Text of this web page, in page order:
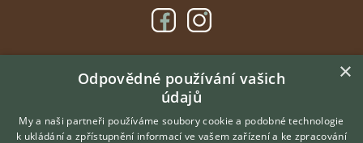
DOMOVSKÁ STRÁNKA
INZERCE
DISKUSE
ČLÁNKY
×
Odpovědné používání vašich
údajů
My a naši partneři používáme soubory cookie a podobné technologie
k ukládání a zpřístupnění informací ve vašem zařízení a ke zpracování